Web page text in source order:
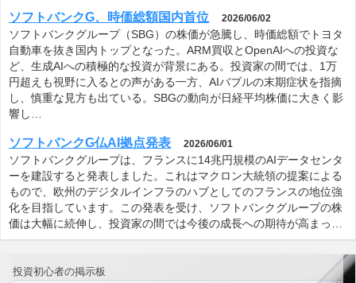
ソフトバンクG、時価総額国内首位 2026/06/02
ソフトバンクグループ（SBG）の株価が急騰し、時価総額でトヨタ
自動車を抜き国内トップとなった。ARM買収とOpenAIへの投資な
ど、生成AIへの積極的な投資が背景にある。投資家の間では、1万
円超えも視野に入るとの声がある一方、AIバブルの末期症状を指摘
し、慎重な見方も出ている。SBGの動向が日経平均株価に大きく影
響し…
ソフトバンクG仏AI拠点発表 2026/06/01
ソフトバンクグループは、フランスに14兆円規模のAIデータセンタ
ーを建設すると発表しました。これはマクロン大統領の提案による
もので、欧州のデジタルインフラのハブとしてのフランスの地位強
化を目指しています。この発表を受け、ソフトバンクグループの株
価は大幅に続伸し、投資家の間では今後の成長への期待が高まっ…
投資初心者の掲示板